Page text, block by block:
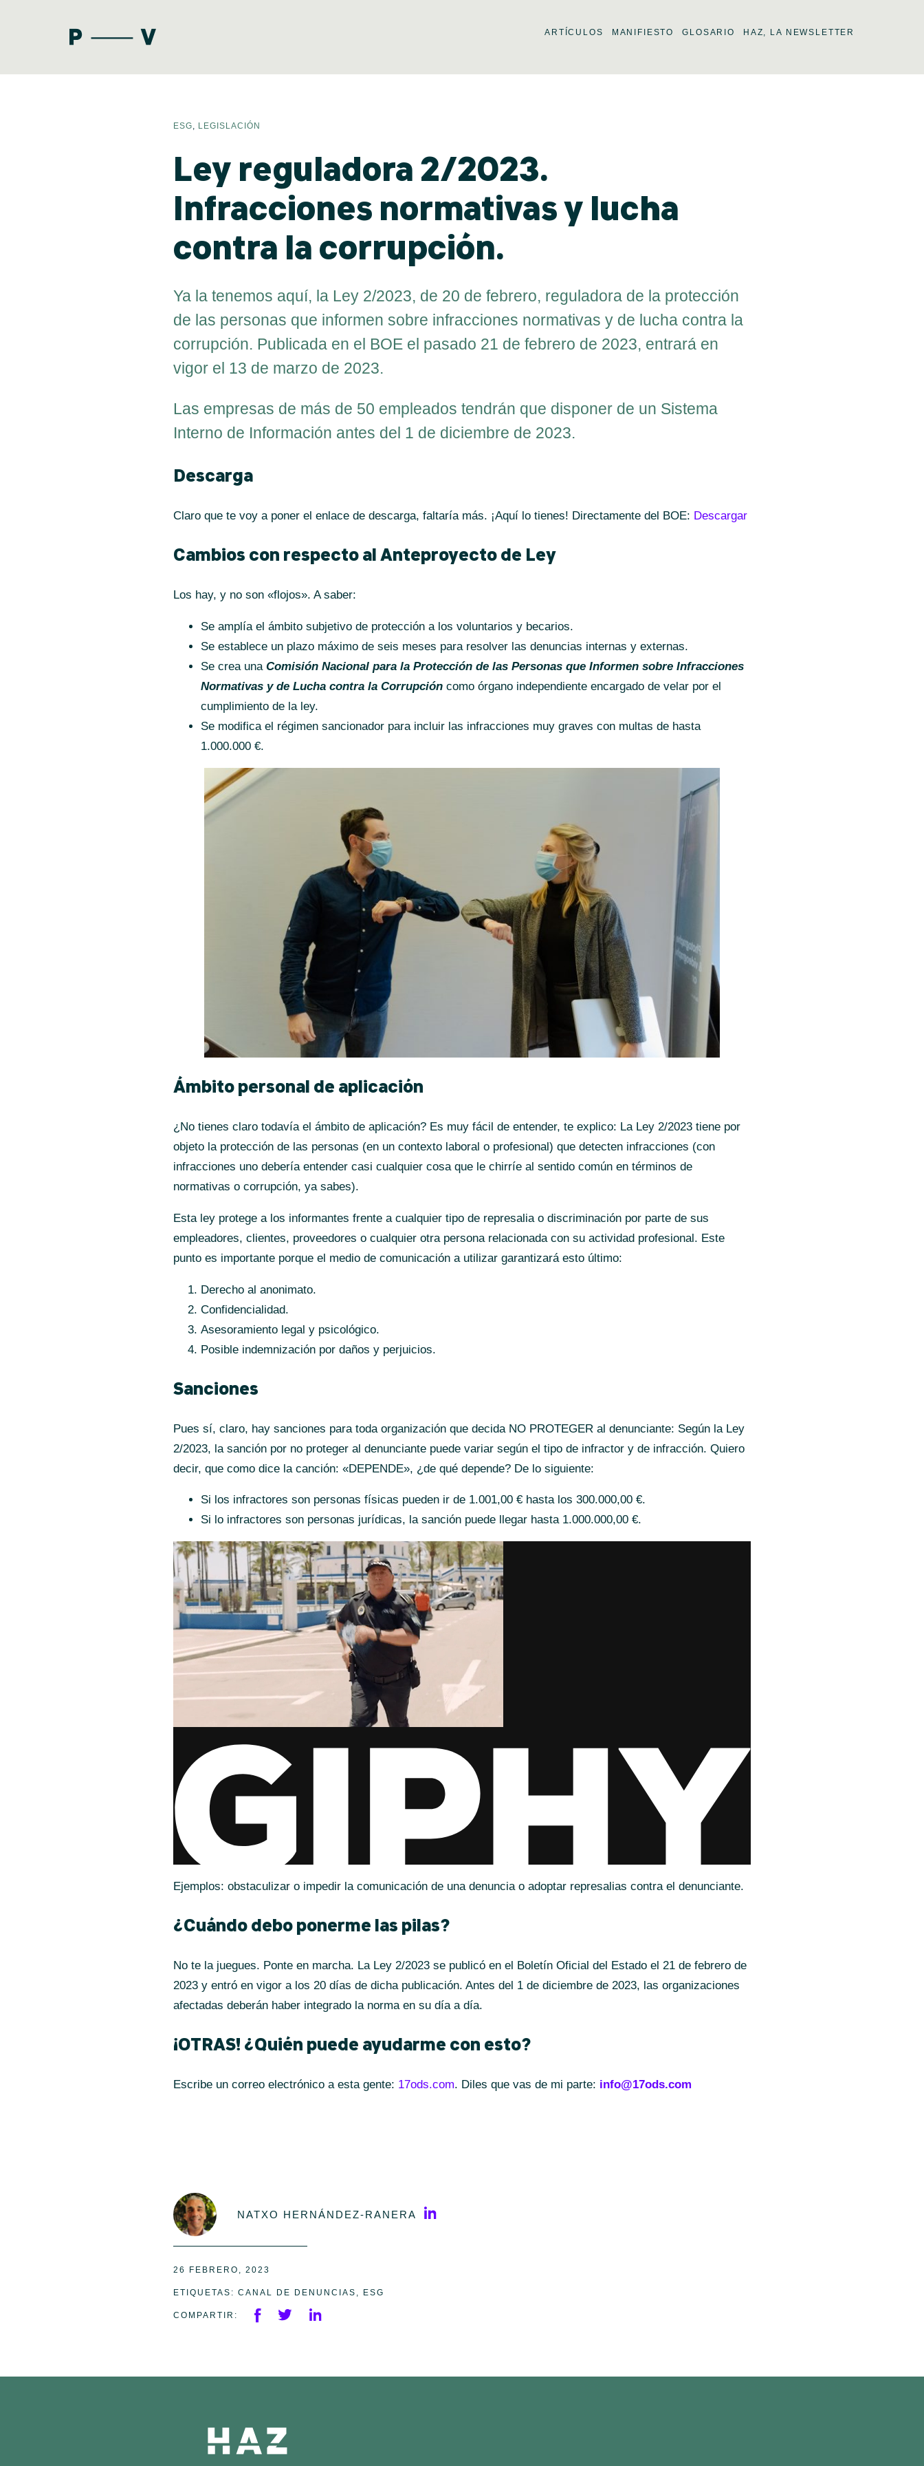
ARTÍCULOS MANIFIESTO GLOSARIO HAZ, LA NEWSLETTER
ESG, LEGISLACIÓN
Ley reguladora 2/2023.
Infracciones normativas y lucha
contra la corrupción.
Ya la tenemos aquí, la Ley 2/2023, de 20 de febrero, reguladora de la protección
de las personas que informen sobre infracciones normativas y de lucha contra la
corrupción. Publicada en el BOE el pasado 21 de febrero de 2023, entrará en
vigor el 13 de marzo de 2023.
Las empresas de más de 50 empleados tendrán que disponer de un Sistema
Interno de Información antes del 1 de diciembre de 2023.
Descarga
Claro que te voy a poner el enlace de descarga, faltaría más. ¡Aquí lo tienes! Directamente del BOE: Descargar
Cambios con respecto al Anteproyecto de Ley
Los hay, y no son «flojos». A saber:
Se amplía el ámbito subjetivo de protección a los voluntarios y becarios.
Se establece un plazo máximo de seis meses para resolver las denuncias internas y externas.
Se crea una Comisión Nacional para la Protección de las Personas que Informen sobre Infracciones
Normativas y de Lucha contra la Corrupción como órgano independiente encargado de velar por el
cumplimiento de la ley.
Se modifica el régimen sancionador para incluir las infracciones muy graves con multas de hasta
1.000.000 €.
Ámbito personal de aplicación
¿No tienes claro todavía el ámbito de aplicación? Es muy fácil de entender, te explico: La Ley 2/2023 tiene por
objeto la protección de las personas (en un contexto laboral o profesional) que detecten infracciones (con
infracciones uno debería entender casi cualquier cosa que le chirríe al sentido común en términos de
normativas o corrupción, ya sabes).
Esta ley protege a los informantes frente a cualquier tipo de represalia o discriminación por parte de sus
empleadores, clientes, proveedores o cualquier otra persona relacionada con su actividad profesional. Este
punto es importante porque el medio de comunicación a utilizar garantizará esto último:
Derecho al anonimato.
Confidencialidad.
Asesoramiento legal y psicológico.
Posible indemnización por daños y perjuicios.
Sanciones
Pues sí, claro, hay sanciones para toda organización que decida NO PROTEGER al denunciante: Según la Ley
2/2023, la sanción por no proteger al denunciante puede variar según el tipo de infractor y de infracción. Quiero
decir, que como dice la canción: «DEPENDE», ¿de qué depende? De lo siguiente:
Si los infractores son personas físicas pueden ir de 1.001,00 € hasta los 300.000,00 €.
Si lo infractores son personas jurídicas, la sanción puede llegar hasta 1.000.000,00 €.
Ejemplos: obstaculizar o impedir la comunicación de una denuncia o adoptar represalias contra el denunciante.
¿Cuándo debo ponerme las pilas?
No te la juegues. Ponte en marcha. La Ley 2/2023 se publicó en el Boletín Oficial del Estado el 21 de febrero de
2023 y entró en vigor a los 20 días de dicha publicación. Antes del 1 de diciembre de 2023, las organizaciones
afectadas deberán haber integrado la norma en su día a día.
¡OTRAS! ¿Quién puede ayudarme con esto?
Escribe un correo electrónico a esta gente: 17ods.com. Diles que vas de mi parte: info@17ods.com
NATXO HERNÁNDEZ-RANERA
26 FEBRERO, 2023
ETIQUETAS:CANAL DE DENUNCIAS , ESG
COMPARTIR: